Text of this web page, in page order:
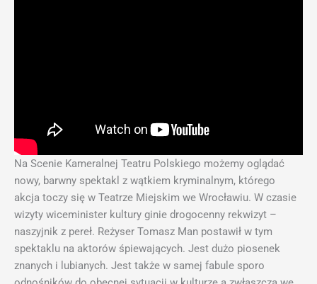
Na Scenie Kameralnej Teatru Polskiego możemy oglądać
nowy, barwny spektakl z wątkiem kryminalnym, którego
akcja toczy się w Teatrze Miejskim we Wrocławiu. W czasie
wizyty wiceminister kultury ginie drogocenny rekwizyt –
naszyjnik z pereł. Reżyser Tomasz Man postawił w tym
spektaklu na aktorów śpiewających. Jest dużo piosenek
znanych i lubianych. Jest także w samej fabule sporo